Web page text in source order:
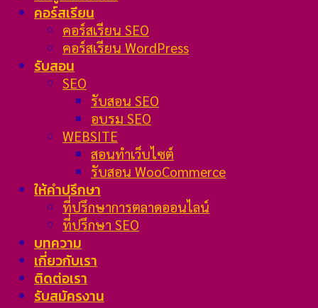
คอร์สเรียน
คอร์สเรียน SEO
คอร์สเรียน WordPress
รับสอน
SEO
รับสอน SEO
อบรม SEO
WEBSITE
สอนทำเว็บไซต์
รับสอน WooCommerce
ให้คำปรึกษา
ที่ปรึกษาการตลาดออนไลน์
ที่ปรึกษา SEO
บทความ
เกี่ยวกับเรา
ติดต่อเรา
รับสมัครงาน